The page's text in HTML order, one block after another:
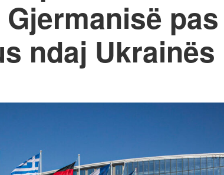
pas
ndaj Ukrainës